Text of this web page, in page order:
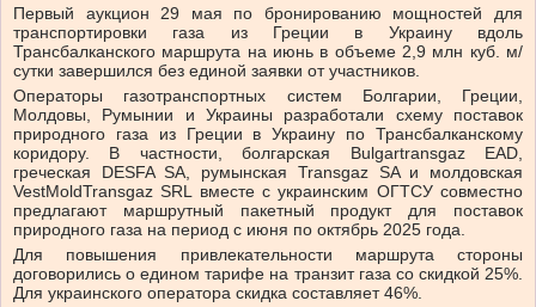
Первый аукцион 29 мая по бронированию мощностей для
транспортировки газа из Греции в Украину вдоль
Трансбалканского маршрута на июнь в объеме 2,9 млн куб. м/
сутки завершился без единой заявки от участников.
Операторы газотранспортных систем Болгарии, Греции,
Молдовы, Румынии и Украины разработали схему поставок
природного газа из Греции в Украину по Трансбалканскому
коридору. В частности, болгарская Bulgartransgaz EAD,
греческая DESFA SA, румынская Transgaz SA и молдовская
VestMoldTransgaz SRL вместе с украинским ОГТСУ совместно
предлагают маршрутный пакетный продукт для поставок
природного газа на период с июня по октябрь 2025 года.
Для повышения привлекательности маршрута стороны
договорились о едином тарифе на транзит газа со скидкой 25%.
Для украинского оператора скидка составляет 46%.